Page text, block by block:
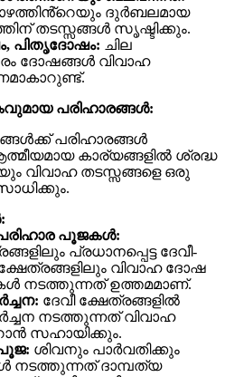
ദുർബലമായ
തടസ്സങ്ങൾ സൃഷ്ടിക്കും.
പിതൃദോഷം: ചില
ദോഷങ്ങൾ വിവാഹ
പരിഹാരങ്ങൾ:
പരിഹാരങ്ങൾ
കാര്യങ്ങളിൽ ശ്രദ്ധ
വിവാഹ തടസ്സങ്ങളെ ഒരു
പൂജകൾ:
പ്രധാനപ്പെട്ട ദേവീ-
വിവാഹ ദോഷ
നടത്തുന്നത് ഉത്തമമാണ്.
ദേവീ ക്ഷേത്രങ്ങളിൽ
നടത്തുന്നത് വിവാഹ
സഹായിക്കും.
പൂജ: ശിവനും പാർവതിക്കും
നടത്തുന്നത് ദാമ്പത്യ